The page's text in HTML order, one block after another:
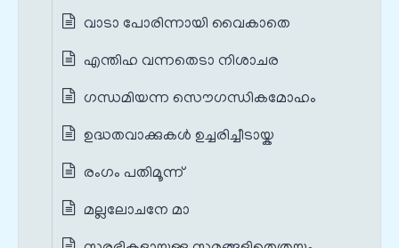
വാടാ പോരിന്നായി വൈകാതെ
എന്തിഹ വന്നതെടാ നിശാചര
ഗന്ധമിയന്ന സൌഗന്ധികമോഹം
ഉദ്ധതവാക്കുകൾ ഉച്ചരിച്ചീടായ്ക
രംഗം പതിമൂന്ന്
മല്ലലോചനേ മാ